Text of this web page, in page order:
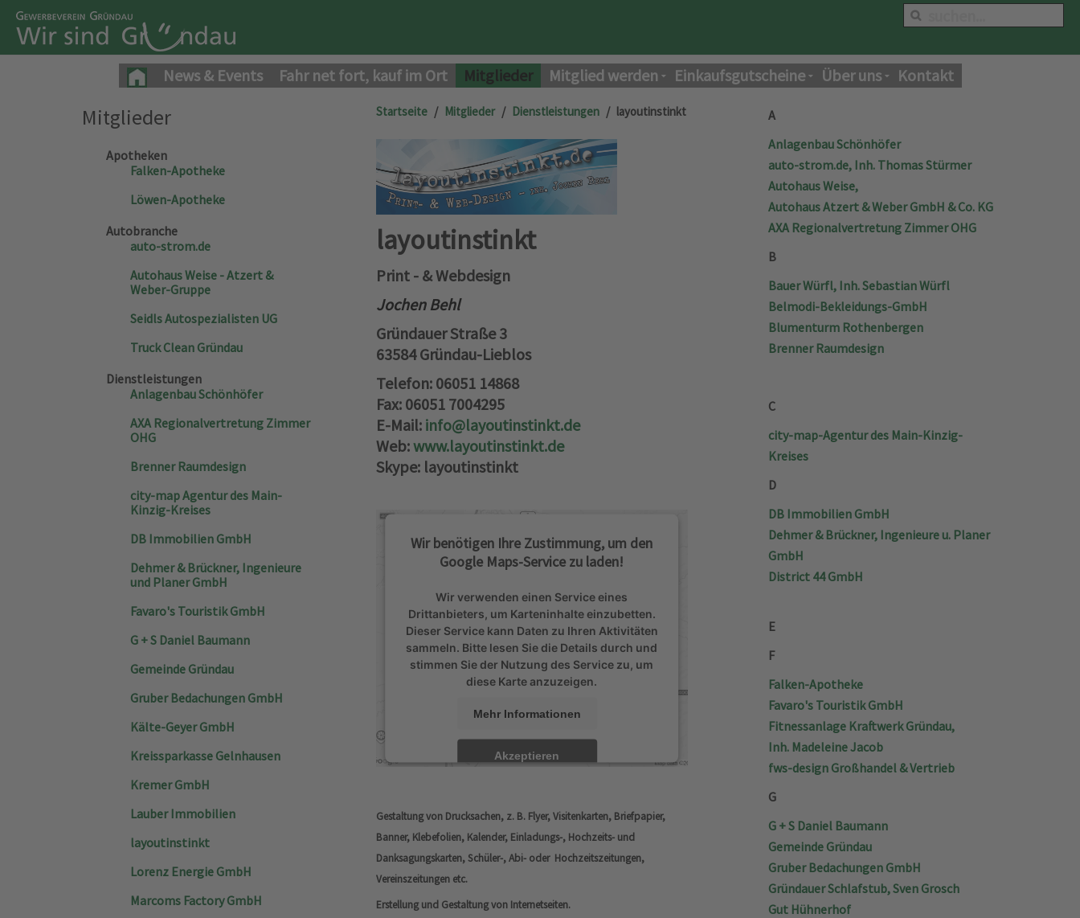
News & Events Fahr net fort, kauf im Ort Mitglieder Mitglied werden Einkaufsgutscheine Über uns Kontakt
Startseite Mitglieder Dienstleistungen layoutinstinkt
layoutinstinkt
Print - & Webdesign
Jochen Behl
Gründauer Straße 3
63584 Gründau-Lieblos
Telefon: 06051 14868
Fax: 06051 7004295
E-Mail: info@layoutinstinkt.de
Web:www.layoutinstinkt.de
Skype: layoutinstinkt
Wir benötigen Ihre Zustimmung, um den
Google Maps-Service zu laden!
Wir verwenden einen Service eines
Drittanbieters, um Karteninhalte einzubetten.
Dieser Service kann Daten zu Ihren Aktivitäten
sammeln. Bitte lesen Sie die Details durch und
stimmen Sie der Nutzung des Service zu, um
diese Karte anzuzeigen.
Mehr Informationen
Akzeptieren
Gestaltung von Drucksachen, z. B. Flyer, Visitenkarten, Briefpapier,
Banner, Klebefolien, Kalender, Einladungs-, Hochzeits- und
Danksagungskarten, Schüler-, Abi- oder Hochzeitszeitungen,
Vereinszeitungen etc.
Erstellung und Gestaltung von Internetseiten.
Mitglieder
Apotheken
Falken-Apotheke
Löwen-Apotheke
Autobranche
auto-strom.de
Autohaus Weise - Atzert &
Weber-Gruppe
Seidls Autospezialisten UG
Truck Clean Gründau
Dienstleistungen
Anlagenbau Schönhöfer
AXA Regionalvertretung Zimmer
OHG
Brenner Raumdesign
city-map Agentur des Main-
Kinzig-Kreises
DB Immobilien GmbH
Dehmer & Brückner, Ingenieure
und Planer GmbH
Favaro's Touristik GmbH
G + S Daniel Baumann
Gemeinde Gründau
Gruber Bedachungen GmbH
Kälte-Geyer GmbH
Kreissparkasse Gelnhausen
Kremer GmbH
Lauber Immobilien
layoutinstinkt
Lorenz Energie GmbH
Marcoms Factory GmbH
A
Anlagenbau Schönhöfer
auto-strom.de, Inh. Thomas Stürmer
Autohaus Weise,
Autohaus Atzert & Weber GmbH & Co. KG
AXA Regionalvertretung Zimmer OHG
B
Bauer Würfl, Inh. Sebastian Würfl
Belmodi-Bekleidungs-GmbH
Blumenturm Rothenbergen
Brenner Raumdesign
C
city-map-Agentur des Main-Kinzig-
Kreises
D
DB Immobilien GmbH
Dehmer & Brückner, Ingenieure u. Planer
GmbH
District 44 GmbH
E
F
Falken-Apotheke
Favaro's Touristik GmbH
Fitnessanlage Kraftwerk Gründau,
Inh. Madeleine Jacob
fws-design Großhandel & Vertrieb
G
G + S Daniel Baumann
Gemeinde Gründau
Gruber Bedachungen GmbH
Gründauer Schlafstub, Sven Grosch
Gut Hühnerhof